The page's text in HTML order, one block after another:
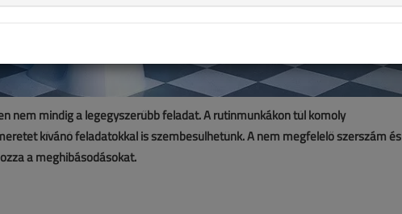
nem mindig a legegyszerűbb feladat. A rutinmunkákon túl komoly
kívánó feladatokkal is szembesülhetünk. A nem megfelelő szerszám és
a meghibásodásokat.